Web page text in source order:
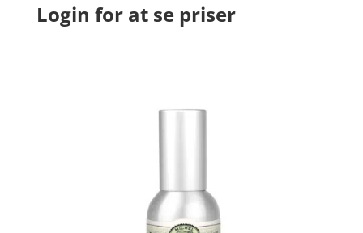
Login for at se priser